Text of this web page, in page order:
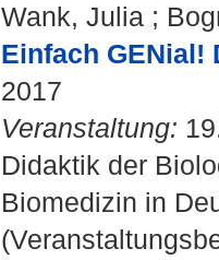
Wank, Julia ;
Einfach GENial!
2017
Veranstaltung:
Didaktik der
Biomedizin in